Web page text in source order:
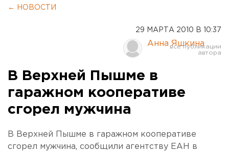
← НОВОСТИ
29 МАРТА 2010 В 10:37
Анна Яшкина
В Верхней Пышме в
гаражном кооперативе
сгорел мужчина
В Верхней Пышме в гаражном кооперативе
сгорел мужчина, сообщили агентству ЕАН в